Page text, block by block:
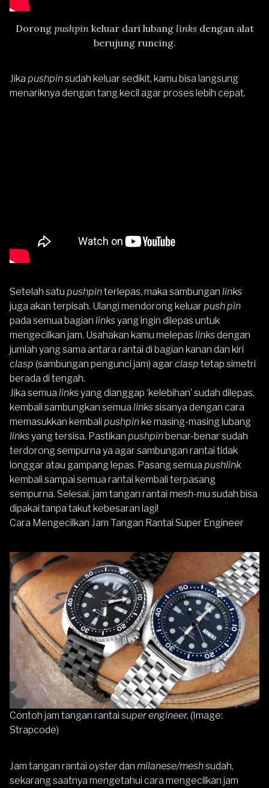
Dorong pushpin keluar dari lubang links dengan alat
berujung runcing.
Jika pushpinsudah keluar sedikit, kamu bisa langsung
menariknya dengan tang kecil agar proses lebih cepat.
Setelah satu pushpinterlepas, maka sambungan links
juga akan terpisah. Ulangi mendorong keluar push pin
pada semua bagian linksyang ingin dilepas untuk
mengecilkan jam. Usahakan kamu melepas linksdengan
jumlah yang sama antara rantai di bagian kanan dan kiri
clasp (sambungan pengunci jam) agar clasp tetap simetri
berada di tengah.
Jika semua linksyang dianggap ‘kelebihan’ sudah dilepas,
kembali sambungkan semua linkssisanya dengan cara
memasukkan kembali pushpinke masing-masing lubang
linksyang tersisa. Pastikan pushpinbenar-benar sudah
terdorong sempurna ya agar sambungan rantai tidak
longgar atau gampang lepas. Pasang semua pushlink
kembali sampai semua rantai kembali terpasang
sempurna. Selesai, jam tangan rantai mesh-mu sudah bisa
dipakai tanpa takut kebesaran lagi!
Cara Mengecilkan Jam Tangan Rantai Super Engineer
Contoh jam tangan rantai super engineer. (Image:
Strapcode)
Jam tangan rantai oysterdan milanese/meshsudah,
sekarang saatnya mengetahui cara mengecilkan jam